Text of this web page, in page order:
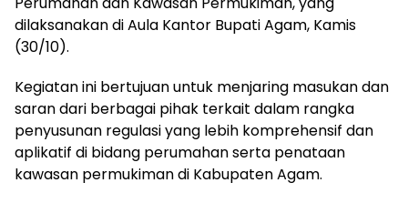
dilaksanakan di Aula Kantor Bupati Agam, Kamis
(30/10).
Kegiatan ini bertujuan untuk menjaring masukan dan
saran dari berbagai pihak terkait dalam rangka
penyusunan regulasi yang lebih komprehensif dan
aplikatif di bidang perumahan serta penataan
kawasan permukiman di Kabupaten Agam.